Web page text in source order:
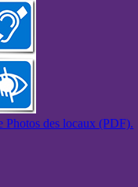
Photos des locaux (PDF).